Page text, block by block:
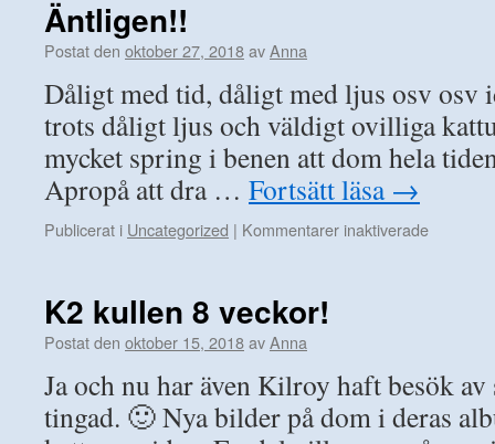
Äntligen!!
Postat den oktober 27, 2018avAnna
Dåligt med tid, dåligt med ljus osv osv
trots dåligt ljus och väldigt ovilliga
mycket spring i benen att dom hela
Apropå att dra … Fortsätt läsa →
Publicerat i Uncategorized | Kommentarer inaktiveradeför
K2 kullen 8 veckor!
Postat den oktober 15, 2018avAnna
Ja och nu har även Kilroy haft besök
tingad. 🙂 Nya bilder på dom i deras